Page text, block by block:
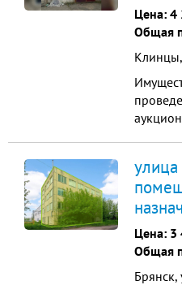
Цена: 4
Общая
от
551,8
30:
Цена: 3
Общая